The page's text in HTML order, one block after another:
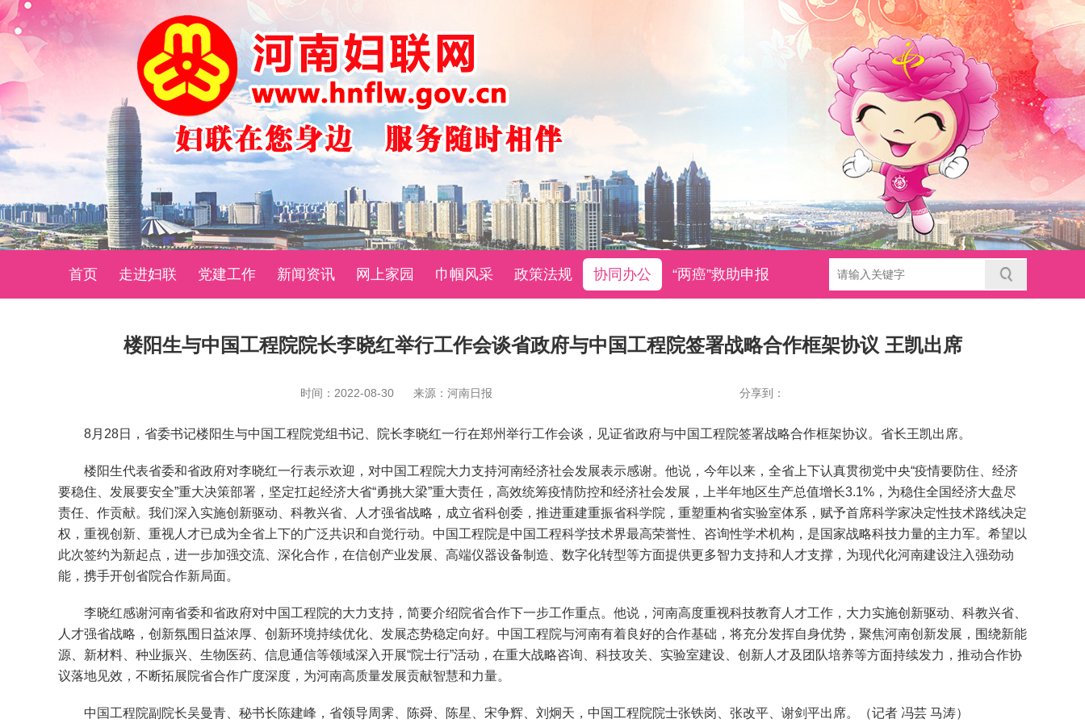
首页 走进妇联 党建工作 新闻资讯 网上家园 巾帼风采 政策法规 协同办公 “两癌”救助申报
楼阳生与中国工程院院长李晓红举行工作会谈省政府与中国工程院签署战略合作框架协议 王凯出席
时间：2022-08-30 来源：河南日报 分享到：
8月28日，省委书记楼阳生与中国工程院党组书记、院长李晓红一行在郑州举行工作会谈，见证省政府与中国工程院签署战略合作框架协议。省长王凯出席。
楼阳生代表省委和省政府对李晓红一行表示欢迎，对中国工程院大力支持河南经济社会发展表示感谢。他说，今年以来，全省上下认真贯彻党中央“疫情要防住、经济
要稳住、发展要安全”重大决策部署，坚定扛起经济大省“勇挑大梁”重大责任，高效统筹疫情防控和经济社会发展，上半年地区生产总值增长3.1%，为稳住全国经济大盘尽
责任、作贡献。我们深入实施创新驱动、科教兴省、人才强省战略，成立省科创委，推进重建重振省科学院，重塑重构省实验室体系，赋予首席科学家决定性技术路线决定
权，重视创新、重视人才已成为全省上下的广泛共识和自觉行动。中国工程院是中国工程科学技术界最高荣誉性、咨询性学术机构，是国家战略科技力量的主力军。希望以
此次签约为新起点，进一步加强交流、深化合作，在信创产业发展、高端仪器设备制造、数字化转型等方面提供更多智力支持和人才支撑，为现代化河南建设注入强劲动
能，携手开创省院合作新局面。
李晓红感谢河南省委和省政府对中国工程院的大力支持，简要介绍院省合作下一步工作重点。他说，河南高度重视科技教育人才工作，大力实施创新驱动、科教兴省、
人才强省战略，创新氛围日益浓厚、创新环境持续优化、发展态势稳定向好。中国工程院与河南有着良好的合作基础，将充分发挥自身优势，聚焦河南创新发展，围绕新能
源、新材料、种业振兴、生物医药、信息通信等领域深入开展“院士行”活动，在重大战略咨询、科技攻关、实验室建设、创新人才及团队培养等方面持续发力，推动合作协
议落地见效，不断拓展院省合作广度深度，为河南高质量发展贡献智慧和力量。
中国工程院副院长吴曼青、秘书长陈建峰，省领导周霁、陈舜、陈星、宋争辉、刘炯天，中国工程院院士张铁岗、张改平、谢剑平出席。（记者 冯芸 马涛）